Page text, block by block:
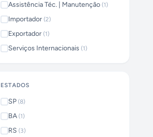
Assistência Téc. | Manutenção (1)
Importador (2)
Exportador (1)
Serviços Internacionais (1)
ESTADOS
SP (8)
BA (1)
RS (3)